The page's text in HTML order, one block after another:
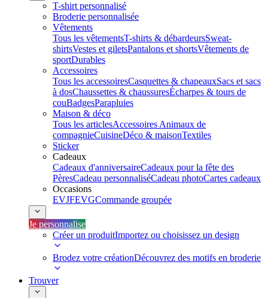
T-shirt personnalisé
Broderie personnalisée
Vêtements
Tous les vêtementsT-shirts & débardeursSweat-
shirtsVestes et giletsPantalons et shortsVêtements de
sportDurables
Accessoires
Tous les accessoiresCasquettes & chapeauxSacs et sacs
à dosChaussettes & chaussuresÉcharpes & tours de
couBadgesParapluies
Maison & déco
Tous les articlesAccessoires Animaux de
compagnieCuisineDéco & maisonTextiles
Sticker
Cadeaux
Cadeaux d'anniversaireCadeaux pour la fête des
PèresCadeau personnaliséCadeau photoCartes cadeaux
Occasions
EVJFEVGCommande groupée
Je personnalise
Créer un produitImportez ou choisissez un design
Brodez votre créationDécouvrez des motifs en broderie
Trouver